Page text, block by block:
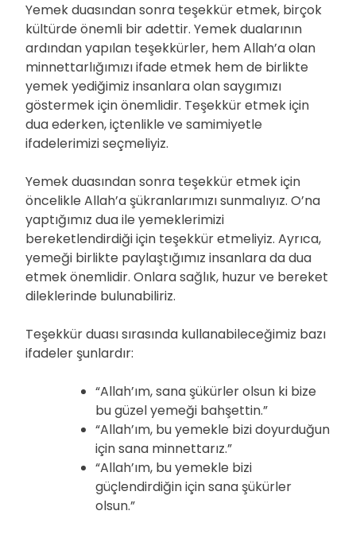
Yemek duasından sonra teşekkür etmek, birçok
kültürde önemli bir adettir. Yemek dualarının
ardından yapılan teşekkürler, hem Allah’a olan
minnettarlığımızı ifade etmek hem de birlikte
yemek yediğimiz insanlara olan saygımızı
göstermek için önemlidir. Teşekkür etmek için
dua ederken, içtenlikle ve samimiyetle
ifadelerimizi seçmeliyiz.
Yemek duasından sonra teşekkür etmek için
öncelikle Allah’a şükranlarımızı sunmalıyız. O’na
yaptığımız dua ile yemeklerimizi
bereketlendirdiği için teşekkür etmeliyiz. Ayrıca,
yemeği birlikte paylaştığımız insanlara da dua
etmek önemlidir. Onlara sağlık, huzur ve bereket
dileklerinde bulunabiliriz.
Teşekkür duası sırasında kullanabileceğimiz bazı
ifadeler şunlardır:
“Allah’ım, sana şükürler olsun ki bize
bu güzel yemeği bahşettin.”
“Allah’ım, bu yemekle bizi doyurduğun
için sana minnettarız.”
“Allah’ım, bu yemekle bizi
güçlendirdiğin için sana şükürler
olsun.”